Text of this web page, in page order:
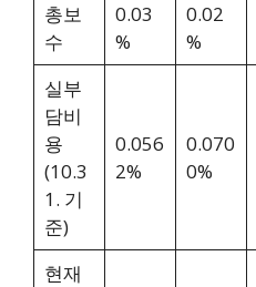
총보
수
0.03
%
0.02
%
실부
담비
용
(10.3
1. 기
준)
0.056
2%
0.070
0%
현재